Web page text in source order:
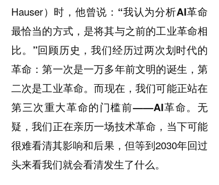
Hauser）时，他曾说： “我认为分析AI革命
最恰当的方式，是将其与之前的工业革命相
比。”回顾历史，我们经历过两次划时代的
革命：第一次是一万多年前文明的诞生，第
二次是工业革命。而现在，我们可能正站在
第三次重大革命的门槛前——AI革命。 无
疑，我们正在亲历一场技术革命，当下可能
很难看清其影响和后果，但等到2030年回过
头来看我们就会看清发生了什么。